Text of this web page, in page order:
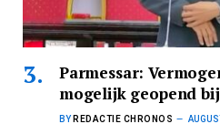
Parmessar:
mogelijk geopend
BY REDACTIE CHRONOS